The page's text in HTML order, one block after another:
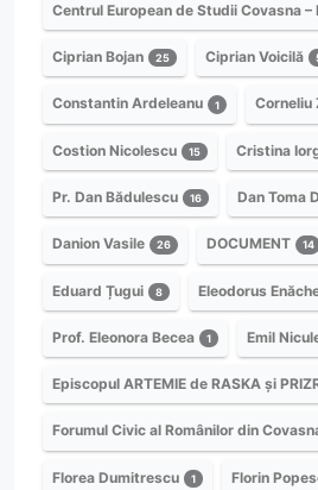
Centrul European de Studii Covasna –
Ciprian Bojan 25 Ciprian Voicilă
Constantin Ardeleanu 1 Corneliu
Costion Nicolescu 15 Cristina
Pr. Dan Bădulescu 16 Dan Toma
Danion Vasile 26 DOCUMENT 14
Eduard Țugui 8 Eleodorus
Prof. Eleonora Becea 1 Emil
Episcopul ARTEMIE de RASKA și
Forumul Civic al Românilor din
Florea Dumitrescu 1 Florin